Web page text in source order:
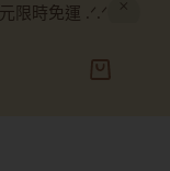
限時免運 .ᐟ.ᐟ